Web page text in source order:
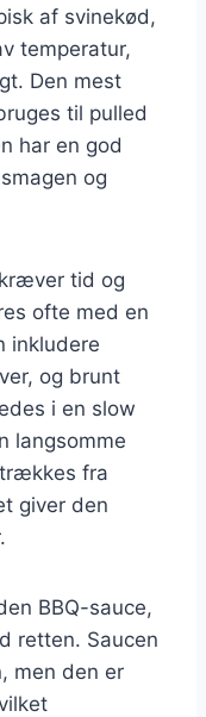
af svinekød,
temperatur,
Den mest
til pulled
har en god
og
tid og
ofte med en
inkludere
og brunt
i en slow
langsomme
fra
giver den
BBQ-sauce,
retten. Saucen
men den er